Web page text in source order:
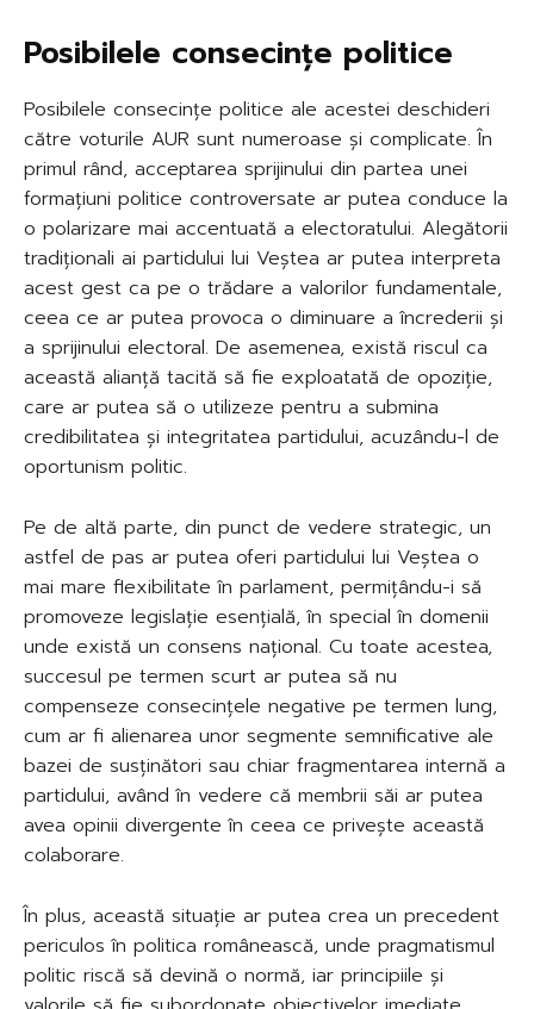
Posibilele consecințe politice
Posibilele consecințe politice ale acestei deschideri
către voturile AUR sunt numeroase și complicate. În
primul rând, acceptarea sprijinului din partea unei
formațiuni politice controversate ar putea conduce la
o polarizare mai accentuată a electoratului. Alegătorii
tradiționali ai partidului lui Veștea ar putea interpreta
acest gest ca pe o trădare a valorilor fundamentale,
ceea ce ar putea provoca o diminuare a încrederii și
a sprijinului electoral. De asemenea, există riscul ca
această alianță tacită să fie exploatată de opoziție,
care ar putea să o utilizeze pentru a submina
credibilitatea și integritatea partidului, acuzându-l de
oportunism politic.
Pe de altă parte, din punct de vedere strategic, un
astfel de pas ar putea oferi partidului lui Veștea o
mai mare flexibilitate în parlament, permițându-i să
promoveze legislație esențială, în special în domenii
unde există un consens național. Cu toate acestea,
succesul pe termen scurt ar putea să nu
compenseze consecințele negative pe termen lung,
cum ar fi alienarea unor segmente semnificative ale
bazei de susținători sau chiar fragmentarea internă a
partidului, având în vedere că membrii săi ar putea
avea opinii divergente în ceea ce privește această
colaborare.
În plus, această situație ar putea crea un precedent
periculos în politica românească, unde pragmatismul
politic riscă să devină o normă, iar principiile și